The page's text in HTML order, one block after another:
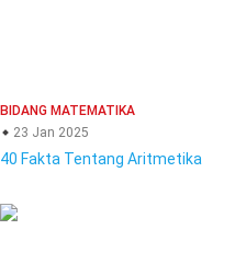
BIDANG MATEMATIKA
23 Jan 2025
40 Fakta Tentang Aritmetika